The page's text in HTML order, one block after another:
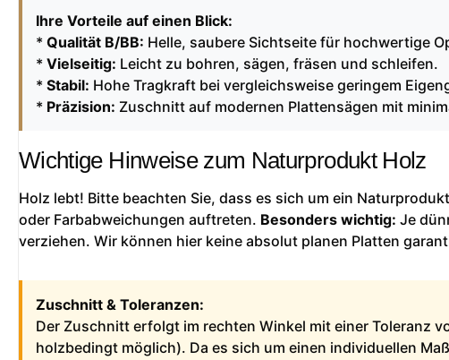
Ihre Vorteile auf einen Blick:
* Qualität B/BB: Helle, saubere Sichtseite für hochwertige
* Vielseitig: Leicht zu bohren, sägen, fräsen und schleifen.
* Stabil: Hohe Tragkraft bei vergleichsweise geringem
* Präzision: Zuschnitt auf modernen Plattensägen mit
Wichtige Hinweise zum Naturprodukt Holz
Holz lebt! Bitte beachten Sie, dass es sich um ein
oder Farbabweichungen auftreten. Besonders wichtig: Je
verziehen. Wir können hier keine absolut planen Platten
Zuschnitt & Toleranzen:
Der Zuschnitt erfolgt im rechten Winkel mit einer Toleranz
holzbedingt möglich). Da es sich um einen individuellen